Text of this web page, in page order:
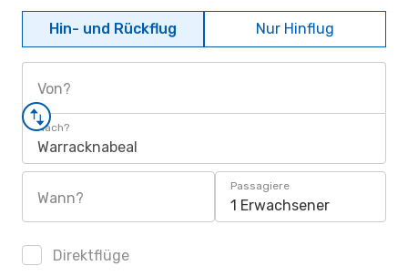
Hin- und Rückflug Nur Hinflug
Von?
Nach?
Warracknabeal
Wann?
Passagiere
1 Erwachsener
Direktflüge